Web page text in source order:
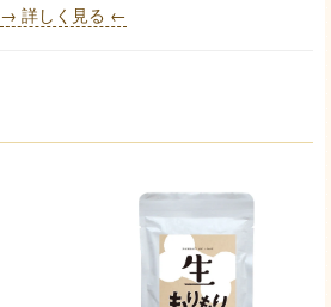
→ 詳しく見る ←